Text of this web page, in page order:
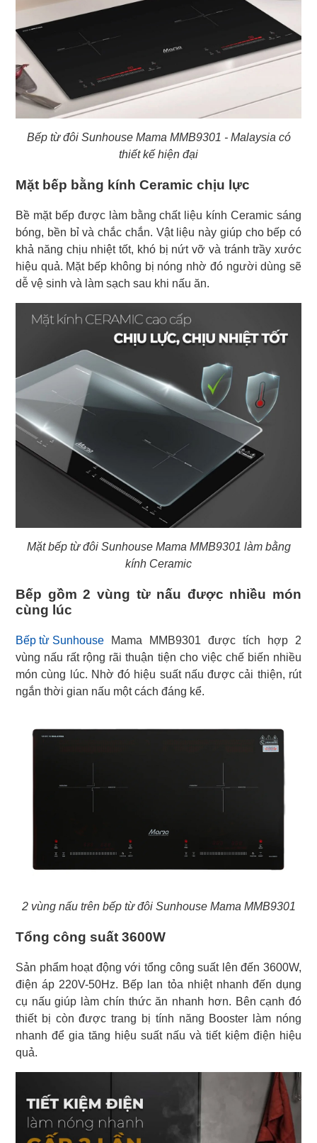
Bếp từ đôi Sunhouse Mama MMB9301 - Malaysia có
thiết kế hiện đại
Mặt bếp bằng kính Ceramic chịu lực
Bề mặt bếp được làm bằng chất liệu kính Ceramic sáng
bóng, bền bỉ và chắc chắn. Vật liệu này giúp cho bếp có
khả năng chịu nhiệt tốt, khó bị nứt vỡ và tránh trầy xước
hiệu quả. Mặt bếp không bị nóng nhờ đó người dùng sẽ
dễ vệ sinh và làm sạch sau khi nấu ăn.
Mặt bếp từ đôi Sunhouse Mama MMB9301 làm bằng
kính Ceramic
Bếp gồm 2 vùng từ nấu được nhiều món
cùng lúc
Bếp từ Sunhouse Mama MMB9301 được tích hợp 2
vùng nấu rất rộng rãi thuận tiện cho việc chế biến nhiều
món cùng lúc. Nhờ đó hiệu suất nấu được cải thiện, rút
ngắn thời gian nấu một cách đáng kể.
2 vùng nấu trên bếp từ đôi Sunhouse Mama MMB9301
Tổng công suất 3600W
Sản phẩm hoạt động với tổng công suất lên đến 3600W,
điện áp 220V-50Hz. Bếp lan tỏa nhiệt nhanh đến dụng
cụ nấu giúp làm chín thức ăn nhanh hơn. Bên cạnh đó
thiết bị còn được trang bị tính năng Booster làm nóng
nhanh để gia tăng hiệu suất nấu và tiết kiệm điện hiệu
quả.